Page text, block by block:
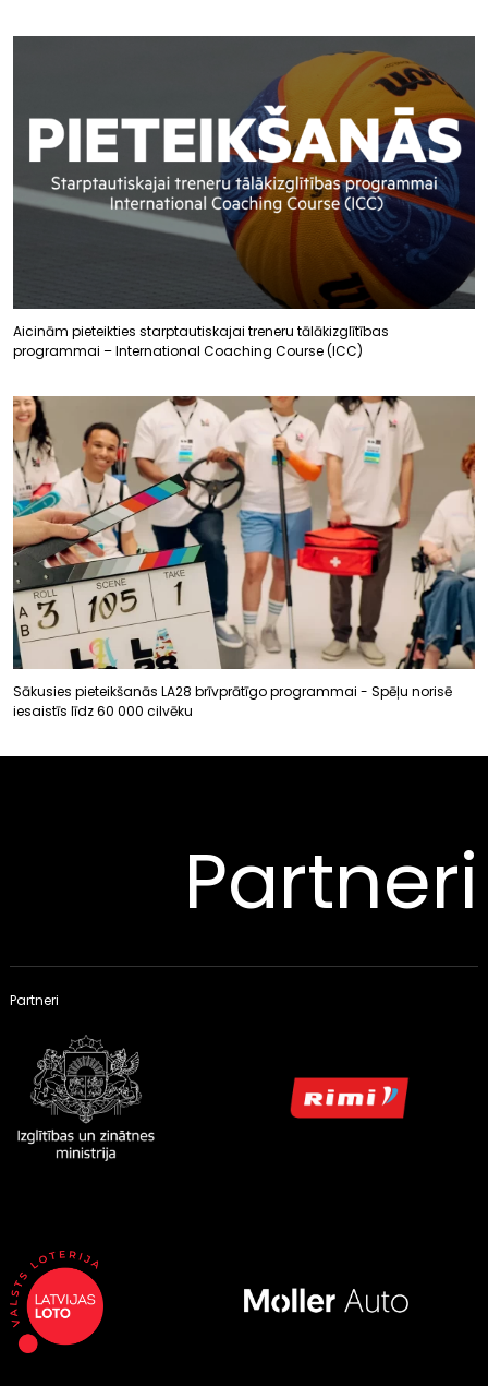
Aicinām pieteikties starptautiskajai treneru tālākizglītības
programmai – International Coaching Course (ICC)
Sākusies pieteikšanās LA28 brīvprātīgo programmai - Spēļu norisē
iesaistīs līdz 60 000 cilvēku
Partneri
Partneri